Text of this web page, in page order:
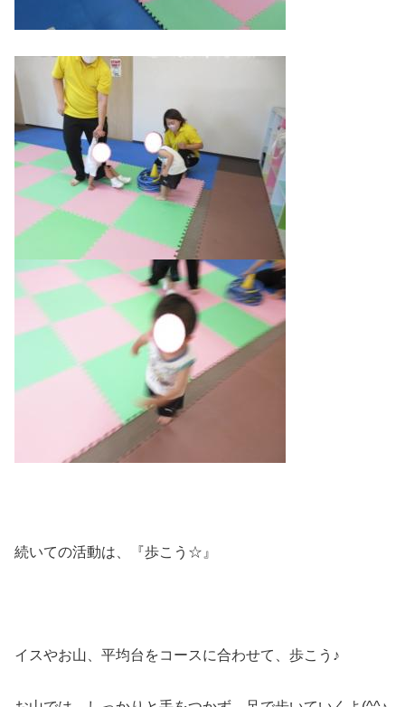
続いての活動は、『歩こう☆』
イスやお山、平均台をコースに合わせて、歩こう♪